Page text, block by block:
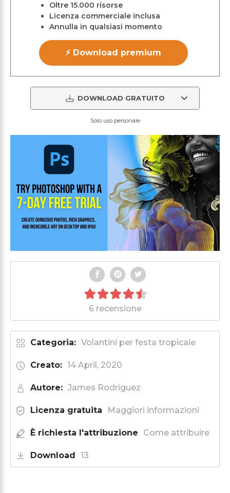
Oltre 15.000 risorse
Licenza commerciale inclusa
Annulla in qualsiasi momento
⚡ Download premium
DOWNLOAD GRATUITO
Solo uso personale
6 recensione
Categoria: Volantini per festa tropicale
Creato: 14 April, 2020
Autore: James Rodriguez
Licenza gratuita Maggiori informazioni
È richiesta l'attribuzione Come attribuire
Download 13